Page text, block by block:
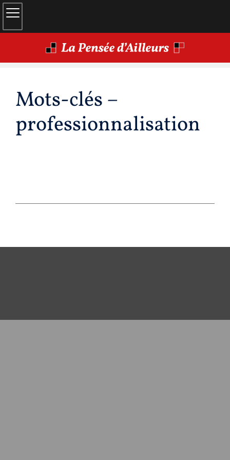
Mots-clés –
professionnalisation